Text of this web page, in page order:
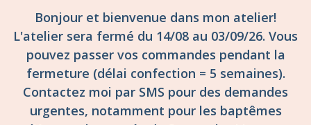
Bonjour et bienvenue dans mon atelier!
L'atelier sera fermé du 14/08 au 03/09/26. Vous
pouvez passer vos commandes pendant la
fermeture (délai confection = 5 semaines).
Contactez moi par SMS pour des demandes
urgentes, notamment pour les baptêmes